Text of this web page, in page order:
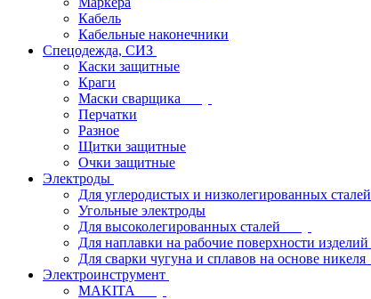
Кабель
Кабельные наконечники
Спецодежда, СИЗ
Каски защитные
Краги
Маски сварщика
Перчатки
Разное
Щитки защитные
Очки защитные
Электроды
Для углеродистых и низколегированных сталей
Угольные электроды
Для высоколегированных сталей
Для наплавки на рабочие поверхности изделий
Для сварки чугуна и сплавов на основе никеля
Электроинструмент
МAKITA